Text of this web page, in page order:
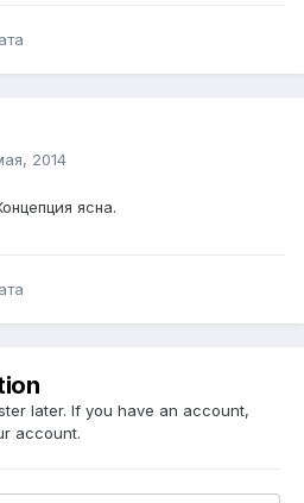
2014
ясна.
later. If you have an account,
account.